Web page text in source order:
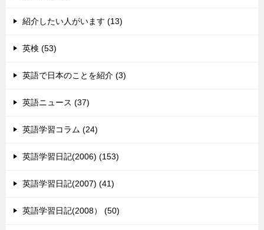
紹介したい人がいます (13)
英検 (53)
英語で日本のことを紹介 (3)
英語ニュース (37)
英語学習コラム (24)
英語学習日記(2006) (153)
英語学習日記(2007) (41)
英語学習日記(2008） (50)